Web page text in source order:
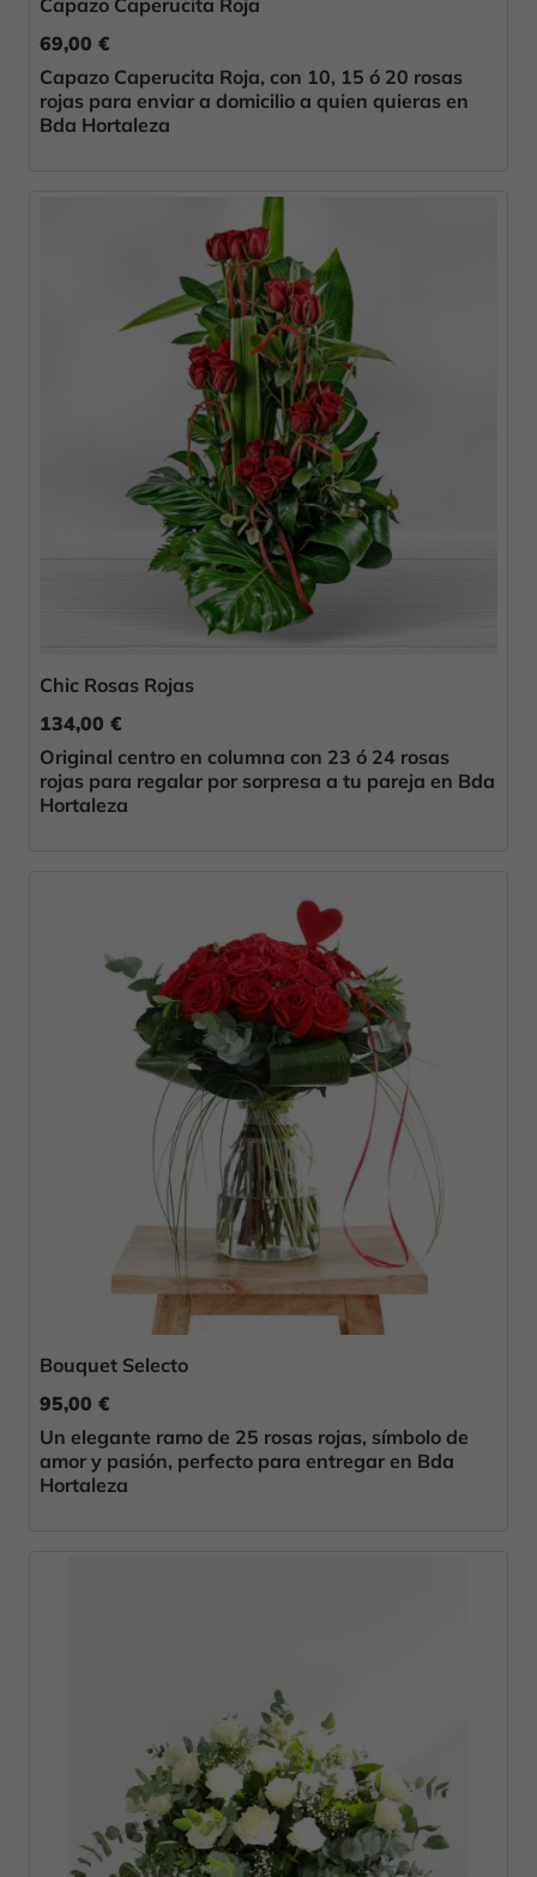
69,00 €
Capazo Caperucita Roja, con 10, 15 ó 20 rosas
rojas para enviar a domicilio a quien quieras en
Bda Hortaleza
Chic Rosas Rojas
134,00 €
Original centro en columna con 23 ó 24 rosas
rojas para regalar por sorpresa a tu pareja en Bda
Hortaleza
Bouquet Selecto
95,00 €
Un elegante ramo de 25 rosas rojas, símbolo de
amor y pasión, perfecto para entregar en Bda
Hortaleza